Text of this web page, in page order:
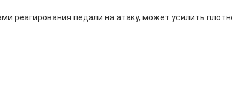
реагирования педали на атаку, может усилить